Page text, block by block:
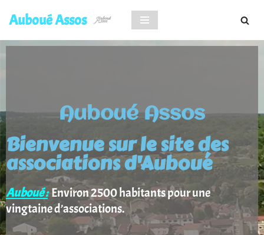
principal
au
Auboué Assos
Auboué Assos
Bienvenue sur le site des
associations d'Auboué
Auboué :Environ 2500 habitants pour une
vingtaine d’associations.